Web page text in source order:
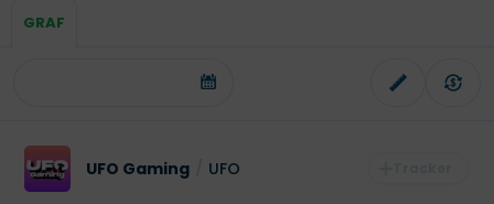
GRAF
UFO Gaming UFO